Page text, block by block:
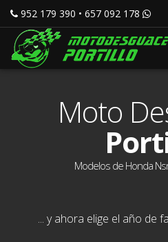
952 179 390 • 657 092 178
Moto
Modelos de Honda
... y ahora elige el año de